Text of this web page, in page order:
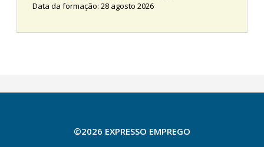
Data da formação: 28 agosto 2026
©2026 EXPRESSO EMPREGO